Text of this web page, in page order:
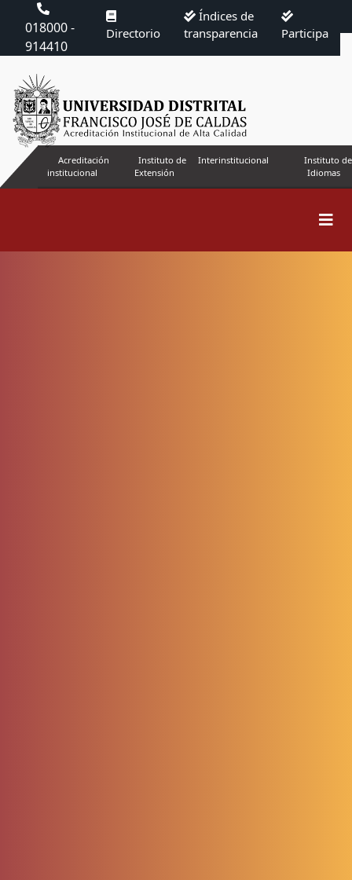
018000 -
914410
Directorio
Índices de
transparencia
Participa
Acreditación
institucional
Instituto de
Extensión
Interinstitucional
Instituto de
Idiomas